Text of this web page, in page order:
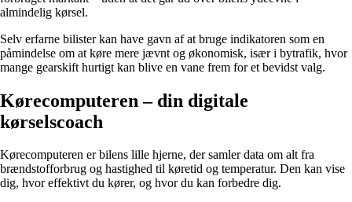
almindelig kørsel.
Selv erfarne bilister kan have gavn af at bruge indikatoren som en
påmindelse om at køre mere jævnt og økonomisk, især i bytrafik, hvor
mange gearskift hurtigt kan blive en vane frem for et bevidst valg.
Kørecomputeren – din digitale
kørselscoach
Kørecomputeren er bilens lille hjerne, der samler data om alt fra
brændstofforbrug og hastighed til køretid og temperatur. Den kan vise
dig, hvor effektivt du kører, og hvor du kan forbedre dig.